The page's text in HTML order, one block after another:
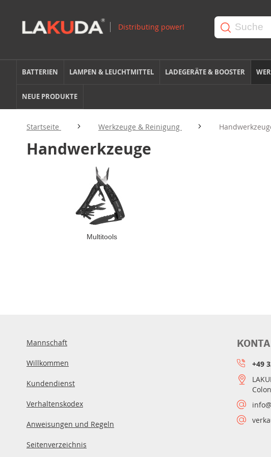
BATTERIEN LAMPEN & LEUCHTMITTEL LADEGERÄTE & BOOSTER
NEUE PRODUKTE
Startseite Werkzeuge & Reinigung
Handwerkzeuge
Multitools
Mannschaft
Willkommen
Kundendienst
Verhaltenskodex
Anweisungen und Regeln
Seitenverzeichnis
+49